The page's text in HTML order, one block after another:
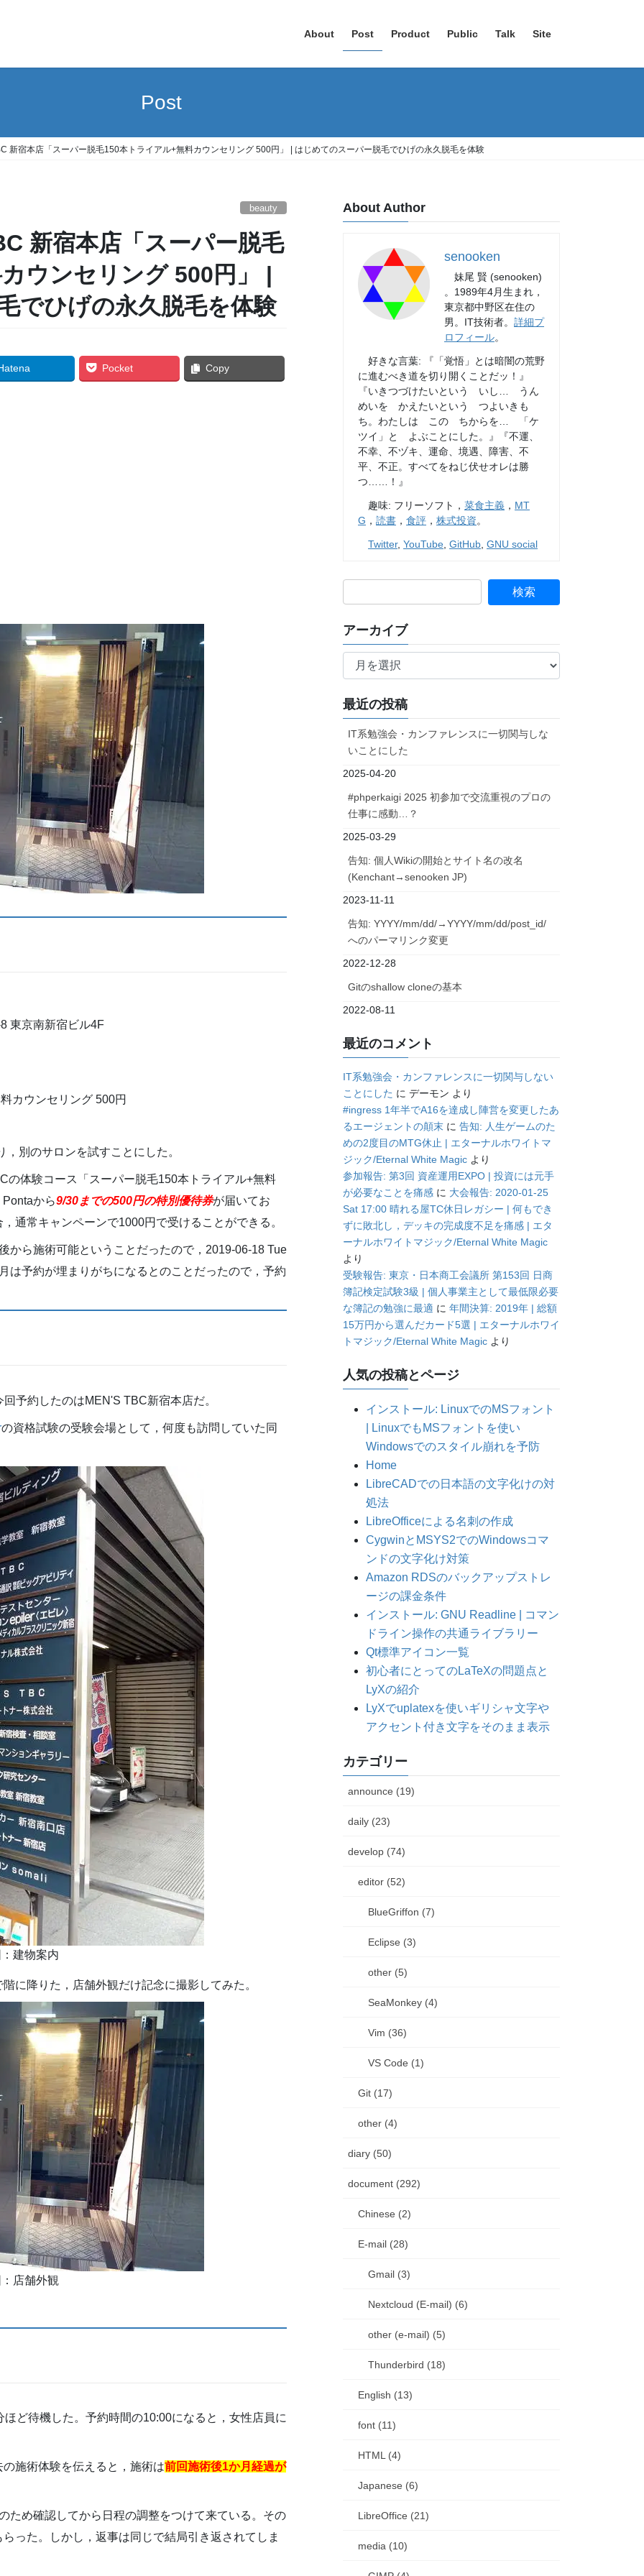
About Post Product Public Talk Site
Post
新宿本店「スーパー脱毛150本トライアル+無料カウンセリング 500円」 | はじめてのスーパー脱毛でひげの永久脱毛を体験
beauty
ウンセリング 500円」 |
でひげの永久脱毛を体験
Pocket Copy
東京南新宿ビル4F
カウンセリング 500円
別のサロンを試すことにした。
の体験コース「スーパー脱毛150本トライアル+無料
から9/30までの500円の特別優待券が届いてお
通常キャンペーンで1000円で受けることができる。
から施術可能ということだったので，2019-06-18 Tue
は予約が埋まりがちになるとのことだったので，予約
予約したのはMEN'S TBC新宿本店だ。
の資格試験の受験会場として，何度も訪問していた同
建物案内
に降りた，店舗外観だけ記念に撮影してみた。
店舗外観
ど待機した。予約時間の10:00になると，女性店員に
施術体験を伝えると，施術は前回施術後1か月経過が
ため確認してから日程の調整をつけて来ている。その
った。しかし，返事は同じで結局引き返されてしま
About Author
senooken
妹尾 賢 (senooken)
。1989年4月生まれ，
東京都中野区在住の
男。IT技術者。詳細プ
ロフィール。
好きな言葉: 『「覚悟」とは暗闇の荒野
に進むべき道を切り開くことだッ！』
『いきつづけたいという いし… うん
めいを かえたいという つよいきも
ち。わたしは この ちからを… 「ケ
ツイ」と よぶことにした。』『不運、
不幸、不ヅキ、運命、境遇、障害、不
平、不正。すべてをねじ伏せオレは勝
つ……！』
趣味: フリーソフト，菜食主義 ， MT
G ，読書 ，食評 ，株式投資。
Twitter,YouTube ,GitHub ,GNU social
アーカイブ
ア
イ
ブ
最近の投稿
IT系勉強会・カンファレンスに一切関与しな
いことにした
2025-04-20
#phperkaigi 2025 初参加で交流重視のプロの
仕事に感動…？
2025-03-29
告知: 個人Wikiの開始とサイト名の改名
(Kenchant→senooken JP)
2023-11-11
告知: YYYY/mm/dd/→YYYY/mm/dd/post_id/
へのパーマリンク変更
2022-12-28
Gitのshallow cloneの基本
2022-08-11
最近のコメント
IT系勉強会・カンファレンスに一切関与しない
ことにした にデーモン より
#ingress 1年半でA16を達成し陣営を変更したあ
るエージェントの顛末 に告知: 人生ゲームのた
めの2度目のMTG休止 | エターナルホワイトマ
ジック/Eternal White Magic より
参加報告: 第3回 資産運用EXPO | 投資には元手
が必要なことを痛感 に 大会報告: 2020-01-25
Sat 17:00 晴れる屋TC休日レガシー | 何もでき
ずに敗北し，デッキの完成度不足を痛感 | エタ
ーナルホワイトマジック/Eternal White Magic
より
受験報告: 東京・日本商工会議所 第153回 日商
簿記検定試験3級 | 個人事業主として最低限必要
な簿記の勉強に最適 に年間決算: 2019年 | 総額
15万円から選んだカード5選 | エターナルホワイ
トマジック/Eternal White Magic より
人気の投稿とページ
インストール: LinuxでのMSフォント
| LinuxでもMSフォントを使い
Windowsでのスタイル崩れを予防
Home
LibreCADでの日本語の文字化けの対
処法
LibreOfficeによる名刺の作成
CygwinとMSYS2でのWindowsコマ
ンドの文字化け対策
Amazon RDSのバックアップストレ
ージの課金条件
インストール: GNU Readline | コマン
ドライン操作の共通ライブラリー
Qt標準アイコン一覧
初心者にとってのLaTeXの問題点と
LyXの紹介
LyXでuplatexを使いギリシャ文字や
アクセント付き文字をそのまま表示
カテゴリー
announce (19)
daily (23)
develop (74)
editor (52)
BlueGriffon (7)
Eclipse (3)
other (5)
SeaMonkey (4)
Vim (36)
VS Code (1)
Git (17)
other (4)
diary (50)
document (292)
Chinese (2)
E-mail (28)
Gmail (3)
Nextcloud (E-mail) (6)
other (e-mail) (5)
Thunderbird (18)
English (13)
font (11)
HTML (4)
Japanese (6)
LibreOffice (21)
media (10)